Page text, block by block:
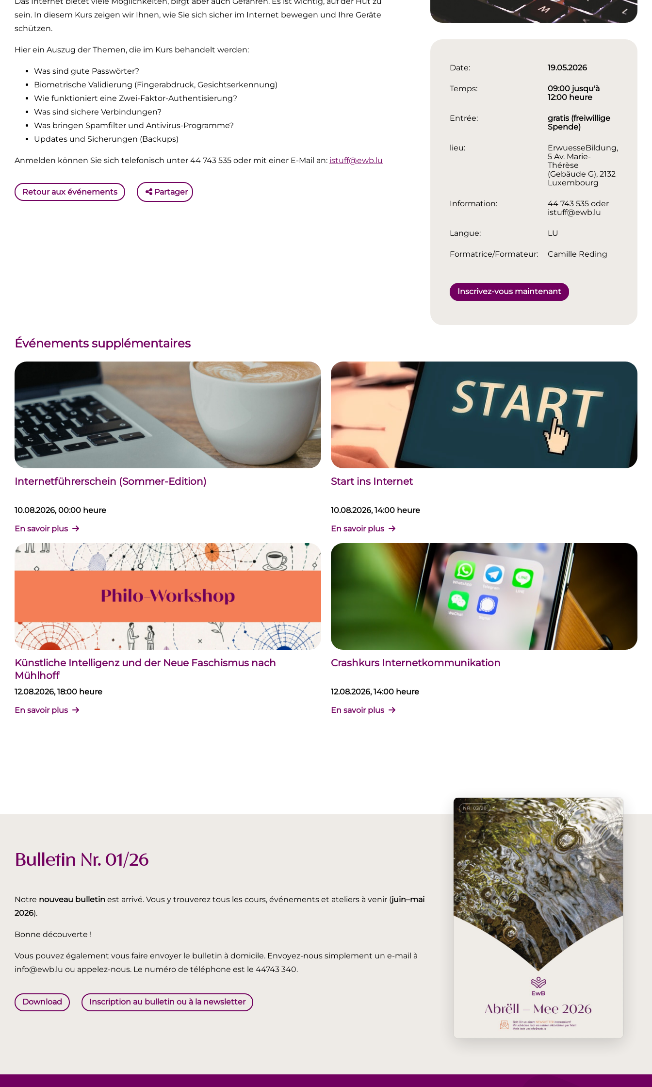
sein. In diesem Kurs zeigen wir Ihnen, wie Sie sich sicher im Internet bewegen und Ihre Geräte
schützen.
Hier ein Auszug der Themen, die im Kurs behandelt werden:
Was sind gute Passwörter?
Biometrische Validierung (Fingerabdruck, Gesichtserkennung)
Wie funktioniert eine Zwei-Faktor-Authentisierung?
Was sind sichere Verbindungen?
Was bringen Spamfilter und Antivirus-Programme?
Updates und Sicherungen (Backups)
Anmelden können Sie sich telefonisch unter 44 743 535 oder mit einer E-Mail an: istuff@ewb.lu
Retour aux événements Partager
Date: 19.05.2026
Temps:
09:00 jusqu'à
12:00 heure
Entrée:
gratis (freiwillige
Spende)
lieu:
ErwuesseBildung,
5 Av. Marie-
Thérèse
(Gebäude G), 2132
Luxembourg
Information:
44 743 535 oder
istuff@ewb.lu
Langue: LU
Formatrice/Formateur: Camille Reding
Inscrivez-vous maintenant
Événements supplémentaires
Internetführerschein (Sommer-Edition)
10.08.2026, 00:00 heure
En savoir plus
Start ins Internet
10.08.2026, 14:00 heure
En savoir plus
Künstliche Intelligenz und der Neue Faschismus nach
Mühlhoff
12.08.2026, 18:00 heure
En savoir plus
Crashkurs Internetkommunikation
12.08.2026, 14:00 heure
En savoir plus
Bulletin Nr. 01/26
Notre nouveau bulletin est arrivé. Vous y trouverez tous les cours, événements et ateliers à venir (juin–mai
2026).
Bonne découverte !
Vous pouvez également vous faire envoyer le bulletin à domicile. Envoyez-nous simplement un e-mail à
info@ewb.lu ou appelez-nous. Le numéro de téléphone est le 44743 340.
Download Inscription au bulletin ou à la newsletter